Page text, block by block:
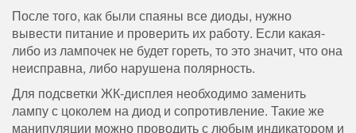
После того, как были спаяны все диоды, нужно
вывести питание и проверить их работу. Если какая-
либо из лампочек не будет гореть, то это значит, что она
неисправна, либо нарушена полярность.
Для подсветки ЖК-дисплея необходимо заменить
лампу с цоколем на диод и сопротивление. Такие же
манипуляции можно проводить с любым индикатором и